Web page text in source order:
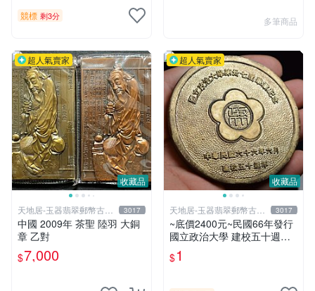
競標 剩3分 多筆商品
收藏品
超人氣賣家
天地居-玉器翡翠郵幣古玩
藝品
3017
中國 2009年 茶聖 陸羽 大銅
章 乙對
$7,000
收藏品
超人氣賣家
天地居-玉器翡翠郵幣古玩
藝品
3017
~底價2400元~民國66年發行
國立政治大學 建校五十週年
紀念章 box2 0617
$1